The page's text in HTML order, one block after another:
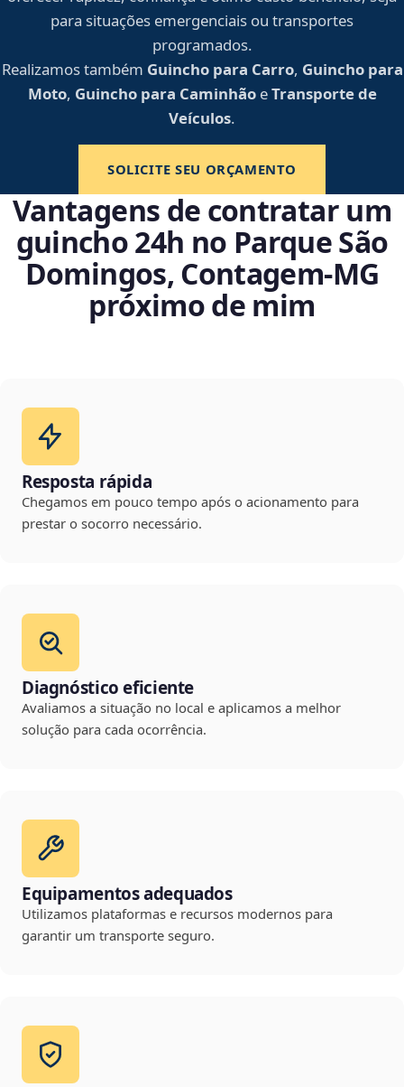
para situações emergenciais ou transportes
programados.
Realizamos também Guincho para Carro, Guincho para
Moto, Guincho para CaminhãoeTransporte de
Veículos.
SOLICITE SEU ORÇAMENTO
Vantagens de contratar um
guincho 24h no Parque São
Domingos, Contagem‑MG
próximo de mim
Resposta rápida
Chegamos em pouco tempo após o acionamento para
prestar o socorro necessário.
Diagnóstico eficiente
Avaliamos a situação no local e aplicamos a melhor
solução para cada ocorrência.
Equipamentos adequados
Utilizamos plataformas e recursos modernos para
garantir um transporte seguro.